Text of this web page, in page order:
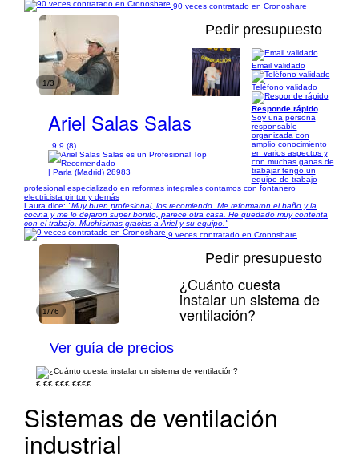
90 veces contratado en Cronoshare
1/3
Pedir presupuesto
Ariel Salas Salas
9,9 (8)
| Parla (Madrid) 28983
Email validado
Teléfono validado
Responde rápido
Soy una persona
responsable
organizada con
amplio conocimiento
en varios aspectos y
con muchas ganas de
trabajar tengo un
equipo de trabajo
profesional especializado en reformas integrales contamos con fontanero
electricista pintor y demás
Laura dice: "Muy buen profesional, los recomiendo. Me reformaron el baño y la
cocina y me lo dejaron super bonito, parece otra casa. He quedado muy contenta
con el trabajo. Muchísimas gracias a Ariel y su equipo."
9 veces contratado en Cronoshare
1/76
Pedir presupuesto
¿Cuánto cuesta
instalar un sistema de
ventilación?
Ver guía de precios
€ €€ €€€ €€€€
Sistemas de ventilación
industrial